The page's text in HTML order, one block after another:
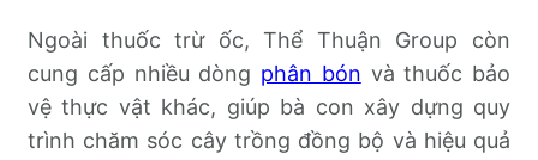
Ngoài thuốc trừ ốc, Thể Thuận Group còn
cung cấp nhiều dòng phân bón và thuốc bảo
vệ thực vật khác, giúp bà con xây dựng quy
trình chăm sóc cây trồng đồng bộ và hiệu quả